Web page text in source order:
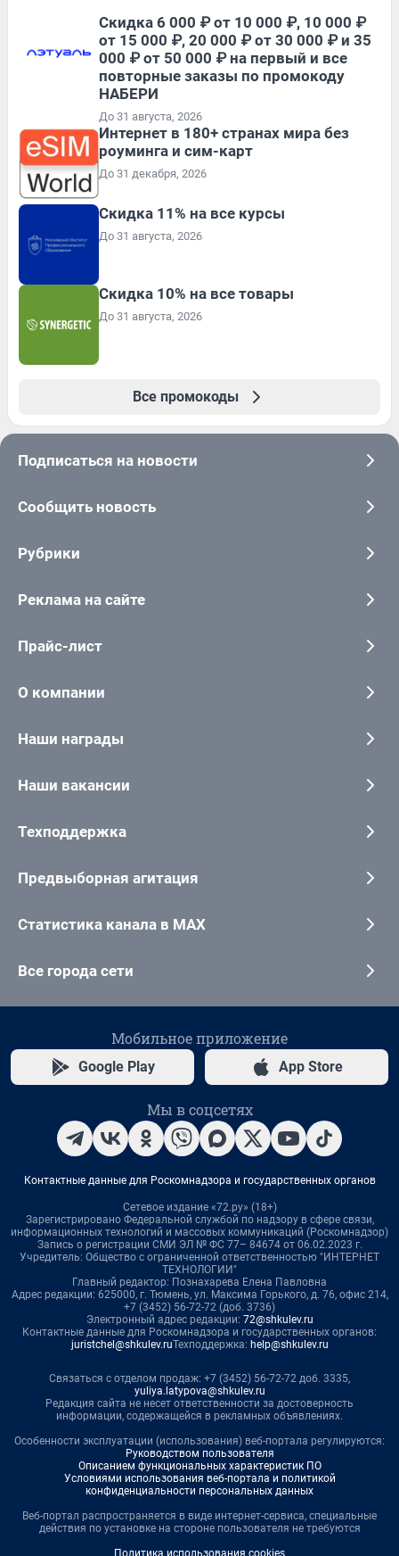
Скидка 6 000 ₽ от 10 000 ₽, 10 000 ₽
от 15 000 ₽, 20 000 ₽ от 30 000 ₽ и 35
000 ₽ от 50 000 ₽ на первый и все
повторные заказы по промокоду
НАБЕРИ
До 31 августа, 2026
Интернет в 180+ странах мира без
роуминга и сим-карт
До 31 декабря, 2026
Скидка 11% на все курсы
До 31 августа, 2026
Скидка 10% на все товары
До 31 августа, 2026
Все промокоды
Подписаться на новости
Сообщить новость
Рубрики
Реклама на сайте
Прайс-лист
О компании
Наши награды
Наши вакансии
Техподдержка
Предвыборная агитация
Статистика канала в MAX
Все города сети
Мобильное приложение
Google Play App Store
Мы в соцсетях
Контактные данные для Роскомнадзора и государственных органов
Сетевое издание «72.ру» (18+)
Зарегистрировано Федеральной службой по надзору в сфере связи,
информационных технологий и массовых коммуникаций (Роскомнадзор)
Запись о регистрации СМИ ЭЛ № ФС 77– 84674 от 06.02.2023 г.
Учредитель: Общество с ограниченной ответственностью "ИНТЕРНЕТ
ТЕХНОЛОГИИ"
Главный редактор: Познахарева Елена Павловна
Адрес редакции: 625000, г. Тюмень, ул. Максима Горького, д. 76, офис 214,
+7 (3452) 56-72-72 (доб. 3736)
Электронный адрес редакции: 72@shkulev.ru
Контактные данные для Роскомнадзора и государственных органов:
juristchel@shkulev.ruТехподдержка: help@shkulev.ru
Связаться с отделом продаж: +7 (3452) 56-72-72 доб. 3335,
yuliya.latypova@shkulev.ru
Редакция сайта не несет ответственности за достоверность
информации, содержащейся в рекламных объявлениях.
Особенности эксплуатации (использования) веб-портала регулируются:
Руководством пользователя
Описанием функциональных характеристик ПО
Условиями использования веб-портала и политикой
конфиденциальности персональных данных
Веб-портал распространяется в виде интернет-сервиса, специальные
действия по установке на стороне пользователя не требуются